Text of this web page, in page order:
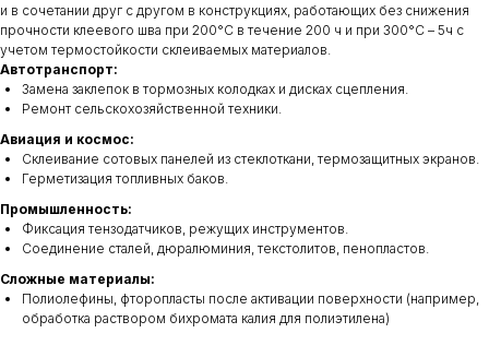
и в сочетании друг с другом в конструкциях, работающих без снижения
прочности клеевого шва при 200°С в течение 200 ч и при 300°С – 5ч с
учетом термостойкости склеиваемых материалов.
Автотранспорт:
Замена заклепок в тормозных колодках и дисках сцепления.
Ремонт сельскохозяйственной техники.
Авиация и космос:
Склеивание сотовых панелей из стеклоткани, термозащитных экранов.
Герметизация топливных баков.
Промышленность:
Фиксация тензодатчиков, режущих инструментов.
Соединение сталей, дюралюминия, текстолитов, пенопластов.
Сложные материалы:
Полиолефины, фторопласты после активации поверхности (например,
обработка раствором бихромата калия для полиэтилена)